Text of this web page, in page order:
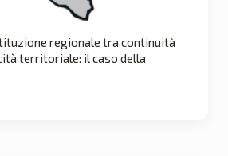
regionale tra continuità
territoriale: il caso della